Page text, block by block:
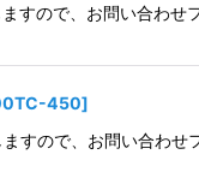
すので、お問い合わ
450]
すので、お問い合わ